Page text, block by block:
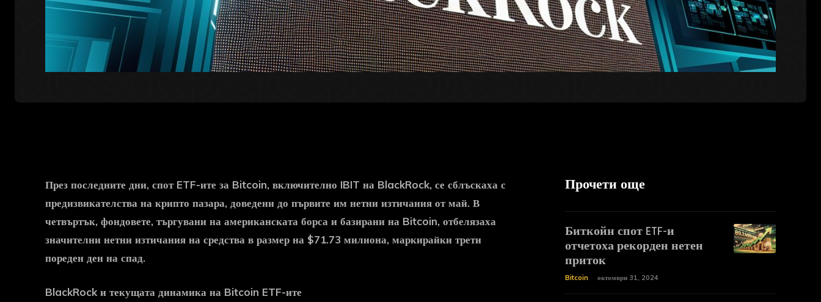
През последните дни, спот ETF-ите за Bitcoin, включително IBIT на BlackRock, се сблъскаха с
предизвикателства на крипто пазара, доведени до първите им нетни изтичания от май. В
четвъртък, фондовете, търгувани на американската борса и базирани на Bitcoin, отбелязаха
значителни нетни изтичания на средства в размер на $71.73 милиона, маркирайки трети
пореден ден на спад.
BlackRock и текущата динамика на Bitcoin ETF-ите
Прочети още
Биткойн спот ETF-и
отчетоха рекорден нетен
приток
Bitcoin октомври 31, 2024